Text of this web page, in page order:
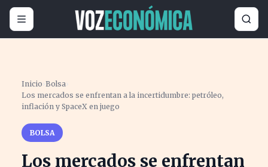
Inicio ›Bolsa›
Los mercados se enfrentan a la incertidumbre: petróleo,
inflación y SpaceX en juego
BOLSA
Los mercados se enfrentan